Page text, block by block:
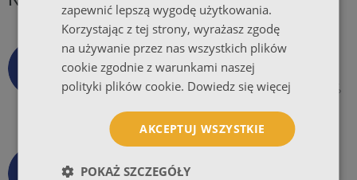
Obietnica Piga.Pl
Obietnica codziennej kalibracji koloru, 99,5%
całkowitej satysfakcji.
zapewnić lepszą wygodę użytkowania.
Korzystając z tej strony, wyrażasz zgodę
na używanie przez nas wszystkich plików
cookie zgodnie z warunkami naszej
polityki plików cookie. Dowiedz się więcej
AKCEPTUJ WSZYSTKIE
POKAŻ SZCZEGÓŁY